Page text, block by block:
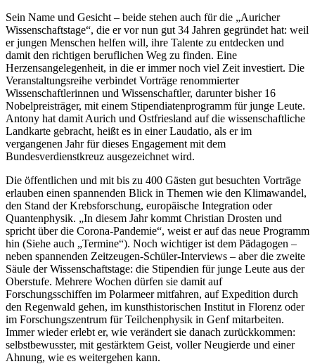
Sein Name und Gesicht – beide stehen auch für die „Auricher
Wissenschaftstage“, die er vor nun gut 34 Jahren gegründet hat: weil
er jungen Menschen helfen will, ihre Talente zu entdecken und
damit den richtigen beruflichen Weg zu finden. Eine
Herzensangelegenheit, in die er immer noch viel Zeit investiert. Die
Veranstaltungsreihe verbindet Vorträge renommierter
Wissenschaftlerinnen und Wissenschaftler, darunter bisher 16
Nobelpreisträger, mit einem Stipendiatenprogramm für junge Leute.
Antony hat damit Aurich und Ostfriesland auf die wissenschaftliche
Landkarte gebracht, heißt es in einer Laudatio, als er im
vergangenen Jahr für dieses Engagement mit dem
Bundesverdienstkreuz ausgezeichnet wird.
Die öffentlichen und mit bis zu 400 Gästen gut besuchten Vorträge
erlauben einen spannenden Blick in Themen wie den Klimawandel,
den Stand der Krebsforschung, europäische Integration oder
Quantenphysik. „In diesem Jahr kommt Christian Drosten und
spricht über die Corona-Pandemie“, weist er auf das neue Programm
hin (Siehe auch „Termine“). Noch wichtiger ist dem Pädagogen –
neben spannenden Zeitzeugen-Schüler-Interviews – aber die zweite
Säule der Wissenschaftstage: die Stipendien für junge Leute aus der
Oberstufe. Mehrere Wochen dürfen sie damit auf
Forschungsschiffen im Polarmeer mitfahren, auf Expedition durch
den Regenwald gehen, im kunsthistorischen Institut in Florenz oder
im Forschungszentrum für Teilchenphysik in Genf mitarbeiten.
Immer wieder erlebt er, wie verändert sie danach zurückkommen:
selbstbewusster, mit gestärktem Geist, voller Neugierde und einer
Ahnung, wie es weitergehen kann.